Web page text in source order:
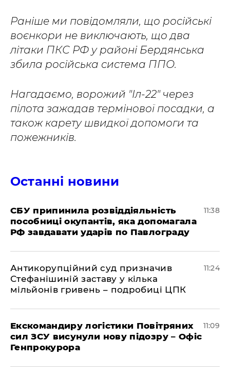
Раніше ми повідомляли, що російські
воєнкори не виключають, що два
літаки ПКС РФ у районі Бердянська
збила російська система ППО.
Нагадаємо, ворожий "Іл-22" через
пілота зажадав термінової посадки, а
також карету швидкої допомоги та
пожежників.
Останні новини
СБУ припинила розвіддіяльність
пособниці окупантів, яка допомагала
РФ завдавати ударів по Павлограду
11:38
Антикорупційний суд призначив
Стефанішиній заставу у кілька
мільйонів гривень – подробиці ЦПК
11:24
Екскомандиру логістики Повітряних
сил ЗСУ висунули нову підозру – Офіс
Генпрокурора
11:09